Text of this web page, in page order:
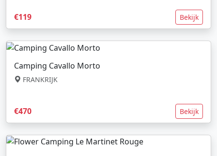
€119 Bekijk
Camping Cavallo Morto
FRANKRIJK
€470 Bekijk